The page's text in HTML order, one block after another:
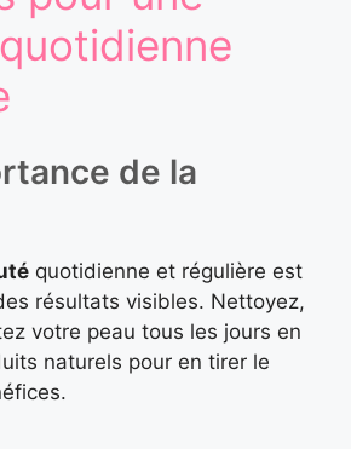
de la
quotidienne et régulière est
résultats visibles. Nettoyez,
votre peau tous les jours en
naturels pour en tirer le